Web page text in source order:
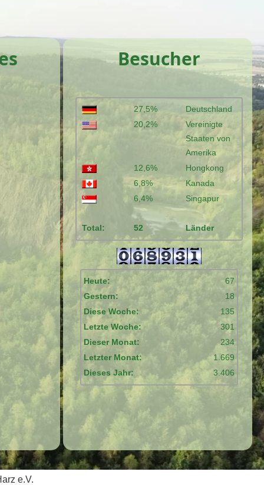
Besucher
27,5%
Deutschland
20,2%
Vereinigte
Staaten von
Amerika
12,6%
Hongkong
6,8%
Kanada
6,4%
Singapur
Total: 52 Länder
Heute:
67
Gestern:
18
Diese Woche:
135
Letzte Woche:
301
Dieser Monat:
234
Letzter Monat:
1.669
Dieses Jahr:
3.406
e.V.